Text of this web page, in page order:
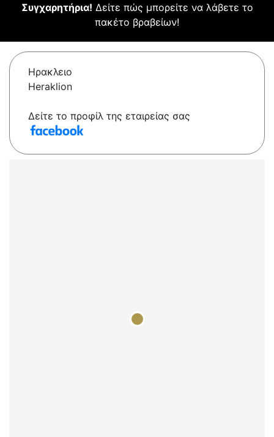
Συγχαρητήρια! Δείτε πώς μπορείτε να λάβετε το
πακέτο βραβείων!
Ηρακλειο
Heraklion
Δείτε το προφίλ της εταιρείας σας